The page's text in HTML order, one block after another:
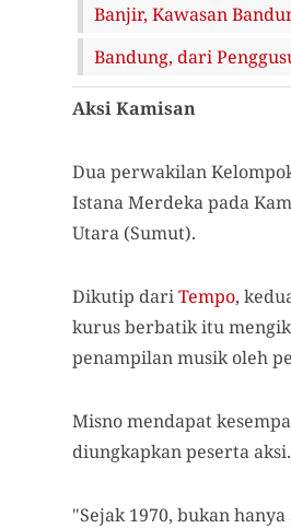
Banjir, Kawasan
Bandung, dari
Aksi Kamisan
Dua perwakilan
Istana Merdeka pada
Utara (Sumut).
Dikutip dariTempo,
kurus berbatik itu
penampilan musik oleh
Misno mendapat
diungkapkan peserta
"Sejak 1970, bukan